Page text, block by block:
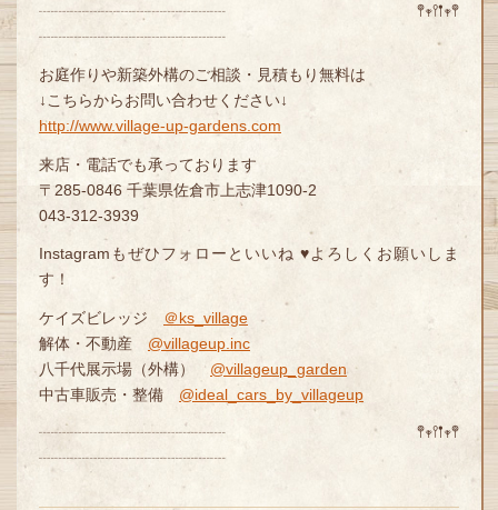
┈┈┈┈┈┈┈┈┈┈┈┈ 𖤣𖥧𖥣𖡡𖥧𖤣
┈┈┈┈┈┈┈┈┈┈┈┈
お庭作りや新築外構のご相談・見積もり無料は
↓こちらからお問い合わせください↓
http://www.village-up-gardens.com
来店・電話でも承っております
〒285-0846 千葉県佐倉市上志津1090-2
043-312-3939
Instagramもぜひフォローといいね ♥よろしくお願いしま
す！
ケイズビレッジ ＠ks_village
解体・不動産 @villageup.inc
八千代展示場（外構） @villageup_garden
中古車販売・整備 @ideal_cars_by_villageup
┈┈┈┈┈┈┈┈┈┈┈┈ 𖤣𖥧𖥣𖡡𖥧𖤣
┈┈┈┈┈┈┈┈┈┈┈┈